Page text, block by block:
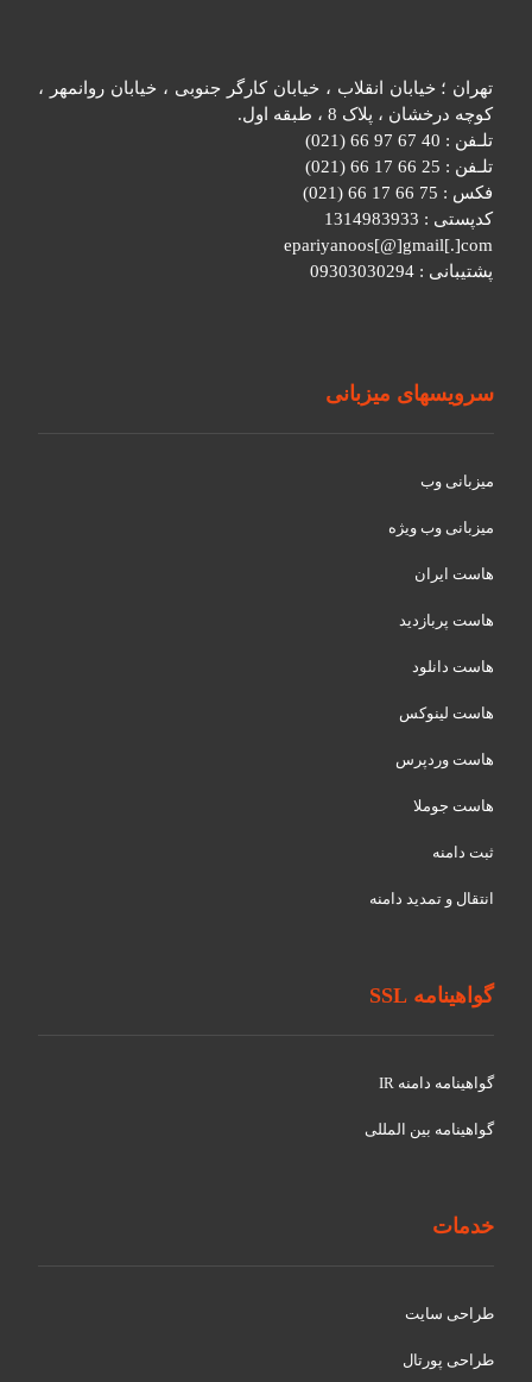
تهران ؛ خیابان انقلاب ، خیابان کارگر جنوبی ، خیابان روانمهر ،
کوچه درخشان ، پلاک 8 ، طبقه اول.
تلـفن : 40 67 97 66 (021)
تلـفن : 25 66 17 66 (021)
فکس : 75 66 17 66 (021)
کدپستی : 1314983933
epariyanoos[@]gmail[.]com
پشتیبانی : 09303030294
سرویسهای میزبانی
میزبانی وب
میزبانی وب ویژه
هاست ایران
هاست پربازدید
هاست دانلود
هاست لینوکس
هاست وردپرس
هاست جوملا
ثبت دامنه
انتقال و تمدید دامنه
گواهینامه SSL
گواهينامه دامنه IR
گواهينامه بین المللی
خدمات
طراحی سایت
طراحی پورتال